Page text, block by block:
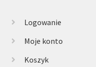
Logowanie
Moje konto
Koszyk